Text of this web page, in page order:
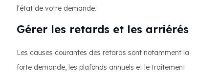
l'état de votre demande.
Gérer les retards et les arriérés
Les causes courantes des retards sont notamment la
forte demande, les plafonds annuels et le traitement